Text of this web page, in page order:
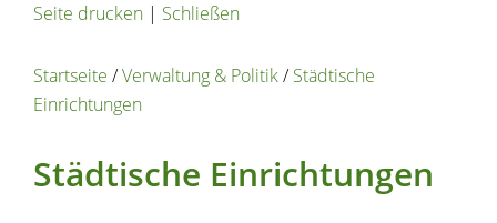
Seite drucken | Schließen
Startseite /Verwaltung & Politik/Städtische
Einrichtungen
Städtische Einrichtungen